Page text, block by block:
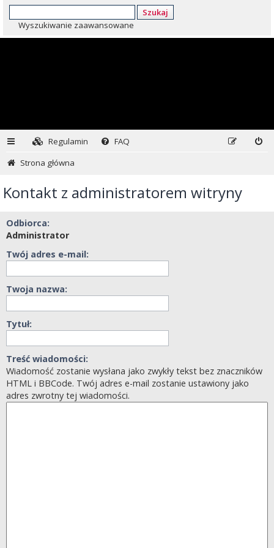
Szukaj
Wyszukiwanie zaawansowane
Regulamin
FAQ
Strona główna
Kontakt z administratorem witryny
Odbiorca:
Administrator
Twój adres e-mail:
Twoja nazwa:
Tytuł:
Treść wiadomości:
Wiadomość zostanie wysłana jako zwykły tekst bez znaczników
HTML i BBCode. Twój adres e-mail zostanie ustawiony jako
adres zwrotny tej wiadomości.